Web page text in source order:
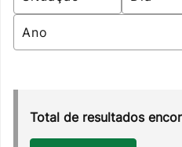
Total de resultados